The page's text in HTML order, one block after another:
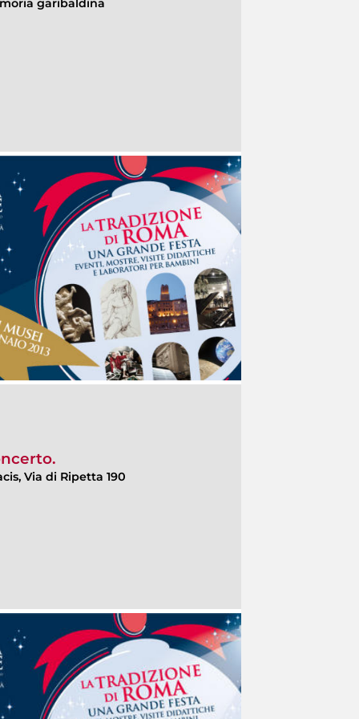
garibaldina
Via di Ripetta 190